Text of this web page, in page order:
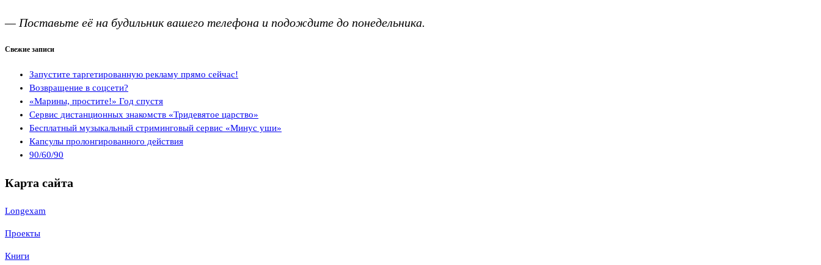
— Поставьте её на будильник вашего телефона и подождите до понедельника.
Свежие записи
Запустите таргетированную рекламу прямо сейчас!
Возвращение в соцсети?
«Марины, простите!» Год спустя
Сервис дистанционных знакомств «Тридевятое царство»
Бесплатный музыкальный стриминговый сервис «Минус уши»
Капсулы пролонгированного действия
90/60/90
Карта сайта
Longexam
Проекты
Книги